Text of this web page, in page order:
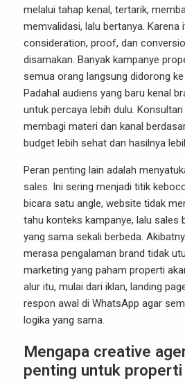
melalui tahap kenal, tertarik,
memvalidasi, lalu bertanya. Karena
consideration, proof, dan
disamakan. Banyak kampanye
semua orang langsung didorong ke
Padahal audiens yang baru kenal
untuk percaya lebih dulu.
membagi materi dan kanal
budget lebih sehat dan hasilnya
Peran penting lain adalah
sales. Ini sering menjadi titik
bicara satu angle, website tidak
tahu konteks kampanye, lalu sales
yang sama sekali berbeda.
merasa pengalaman brand tidak
marketing yang paham properti
alur itu, mulai dari iklan, landing
respon awal di WhatsApp agar
logika yang sama.
Mengapa creative
penting untuk properti